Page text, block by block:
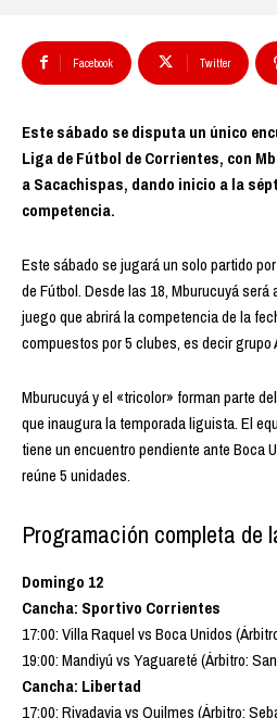
Facebook Twitter
Este sábado se disputa un único
Liga de Fútbol de Corrientes, con
a Sacachispas, dando inicio a la
competencia.
Este sábado se jugará un solo partido
de Fútbol. Desde las 18, Mburucuyá
juego que abrirá la competencia de la
compuestos por 5 clubes, es decir grupo
Mburucuyá y el «tricolor» forman parte
que inaugura la temporada liguista. El
tiene un encuentro pendiente ante Boca
reúne 5 unidades.
Programación completa de
Domingo 12
Cancha: Sportivo Corrientes
17:00: Villa Raquel vs Boca Unidos
19:00: Mandiyú vs Yaguareté (Árbitro:
Cancha: Libertad
17:00: Rivadavia vs Quilmes (Árbitro: